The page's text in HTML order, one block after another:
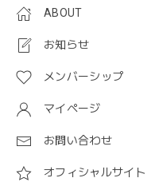
ABOUT
お知らせ
メンバーシップ
マイページ
お問い合わせ
オフィシャルサイト